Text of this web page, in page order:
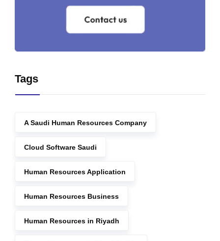
Tags
A Saudi Human Resources Company
Cloud Software Saudi
Human Resources Application
Human Resources Business
Human Resources in Riyadh